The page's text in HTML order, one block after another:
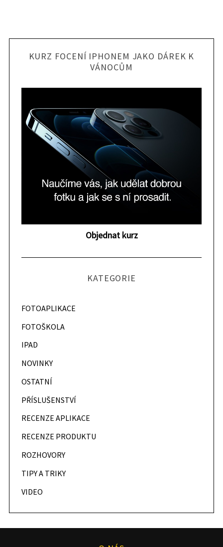
KURZ FOCENÍ IPHONEM JAKO DÁREK K
VÁNOCŮM
Objednat kurz
KATEGORIE
FOTOAPLIKACE
FOTOŠKOLA
IPAD
NOVINKY
OSTATNÍ
PŘÍSLUŠENSTVÍ
RECENZE APLIKACE
RECENZE PRODUKTU
ROZHOVORY
TIPY A TRIKY
VIDEO